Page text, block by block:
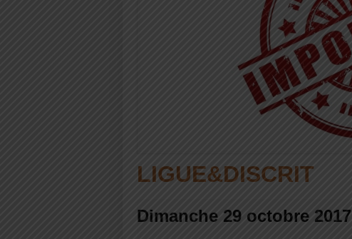
LIGUE&DISCRIT
Dimanche 29 octobre 2017